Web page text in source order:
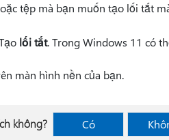
tệp mà bạn muốn tạo lối tắt
lối tắt. Trong Windows 11 có
màn hình nền của bạn.
không? Có